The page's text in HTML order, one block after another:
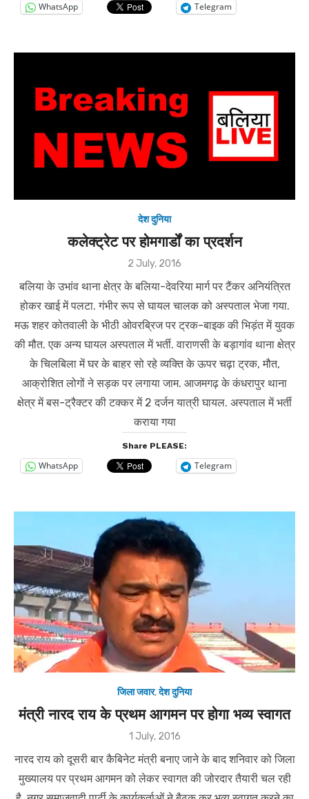
WhatsApp Telegram
देश दुनिया
कलेक्ट्रेट पर होमगार्डों का प्रदर्शन
Posted
2 July, 2016
बलिया के उभांव थाना क्षेत्र के बलिया-देवरिया मार्ग पर टैंकर अनियंत्रित
होकर खाई में पलटा. गंभीर रूप से घायल चालक को अस्पताल भेजा गया.
मऊ शहर कोतवाली के भीठी ओवरब्रिज पर ट्रक-बाइक की भिड़ंत में युवक
की मौत. एक अन्य घायल अस्पताल में भर्ती. वाराणसी के बड़ागांव थाना क्षेत्र
के चिलबिला में घर के बाहर सो रहे व्यक्ति के ऊपर चढ़ा ट्रक, मौत,
आक्रोशित लोगों ने सड़क पर लगाया जाम. आजमगढ़ के कंधरापुर थाना
क्षेत्र में बस-ट्रैक्टर की टक्कर में 2 दर्जन यात्री घायल. अस्पताल में भर्ती
कराया गया
Share PLEASE:
WhatsApp Telegram
जिला जवार,देश दुनिया
मंत्री नारद राय के प्रथम आगमन पर होगा भव्य स्वागत
Posted
1 July, 2016
नारद राय को दूसरी बार कैबिनेट मंत्री बनाए जाने के बाद शनिवार को जिला
मुख्यालय पर प्रथम आगमन को लेकर स्वागत की जोरदार तैयारी चल रही